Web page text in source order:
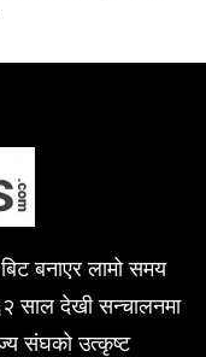
बनाएर लामो समय
साल देखी सन्चालनमा
संघको उत्कृष्ट